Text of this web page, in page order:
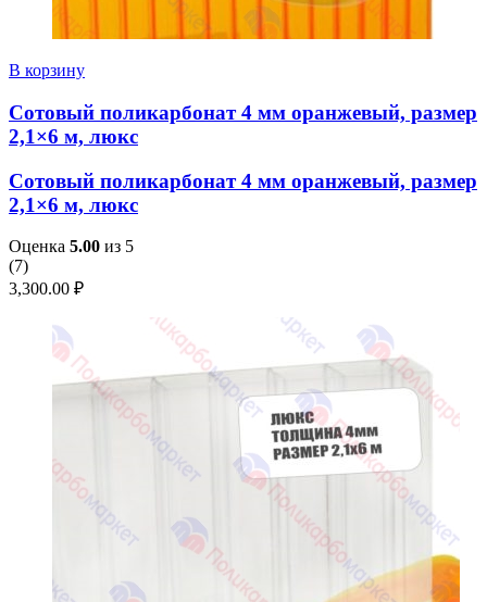
В корзину
Сотовый поликарбонат 4 мм оранжевый, размер
2,1×6 м, люкс
Сотовый поликарбонат 4 мм оранжевый, размер
2,1×6 м, люкс
Оценка 5.00 из 5
(7)
3,300.00 ₽